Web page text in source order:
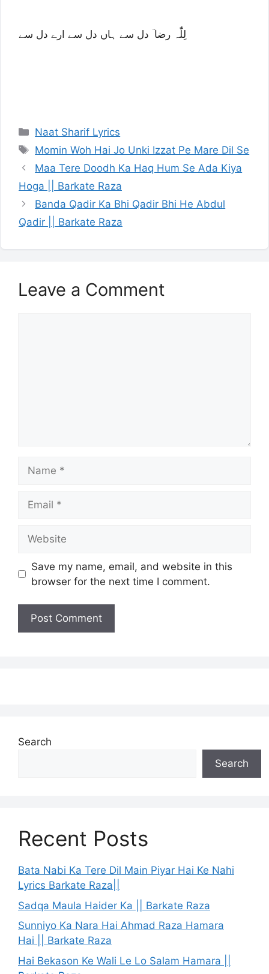
لِلّٰہ رضا ؔ دل سے ہاں دل سے ارے دل سے
Categories
Naat Sharif Lyrics
Tags
Momin Woh Hai Jo Unki Izzat Pe Mare Dil Se
Maa Tere Doodh Ka Haq Hum Se Ada Kiya
Hoga || Barkate Raza
Banda Qadir Ka Bhi Qadir Bhi He Abdul
Qadir || Barkate Raza
Leave a Comment
Save my name, email, and website in this
browser for the next time I comment.
Search
Search
Recent Posts
Bata Nabi Ka Tere Dil Main Piyar Hai Ke Nahi
Lyrics Barkate Raza||
Sadqa Maula Haider Ka || Barkate Raza
Sunniyo Ka Nara Hai Ahmad Raza Hamara
Hai || Barkate Raza
Hai Bekason Ke Wali Le Lo Salam Hamara ||